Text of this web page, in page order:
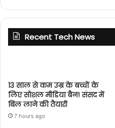
Recent Tech News
13 साल से कम उम्र के बच्चों के
लिए सोशल मीडिया बैन! संसद में
बिल लाने की तैयारी
7 hours ago